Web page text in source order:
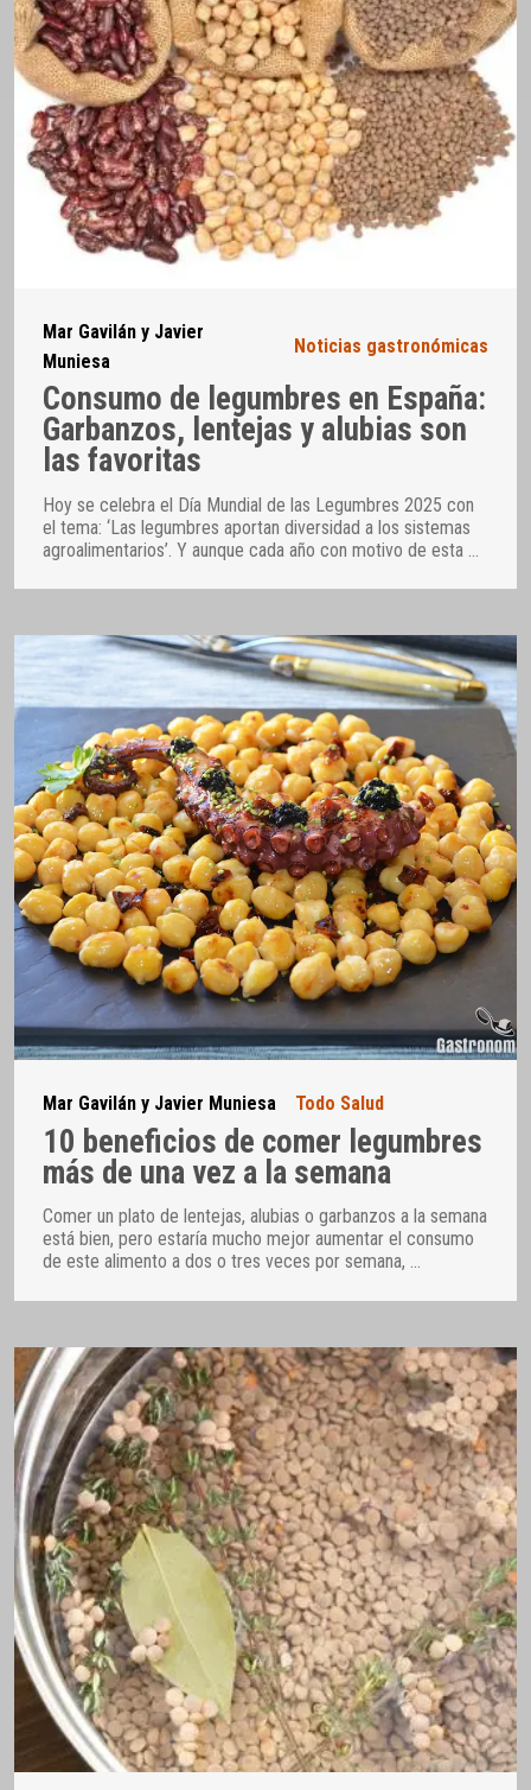
Mar Gavilán y Javier
Muniesa
Noticias gastronómicas
Consumo de legumbres en España:
Garbanzos, lentejas y alubias son
las favoritas
Hoy se celebra el Día Mundial de las Legumbres 2025 con
el tema: ‘Las legumbres aportan diversidad a los sistemas
agroalimentarios’. Y aunque cada año con motivo de esta
Mar Gavilán y Javier Muniesa Todo Salud
10 beneficios de comer legumbres
más de una vez a la semana
Comer un plato de lentejas, alubias o garbanzos a la semana
está bien, pero estaría mucho mejor aumentar el consumo
de este alimento a dos o tres veces por semana, …